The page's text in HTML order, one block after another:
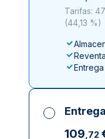
Tarifas:
(44,13 %)
109,72